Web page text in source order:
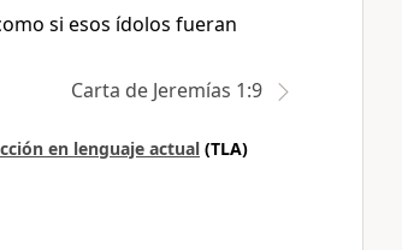
si esos ídolos fueran
Carta de Jeremías 1:9
en lenguaje actual (TLA)